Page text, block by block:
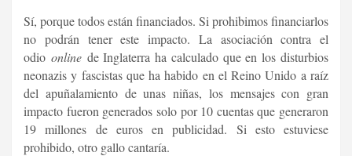
Sí, porque todos están financiados. Si prohibimos financiarlos
no podrán tener este impacto. La asociación contra el
odio onlinede Inglaterra ha calculado que en los disturbios
neonazis y fascistas que ha habido en el Reino Unido a raíz
del apuñalamiento de unas niñas, los mensajes con gran
impacto fueron generados solo por 10 cuentas que generaron
19 millones de euros en publicidad. Si esto estuviese
prohibido, otro gallo cantaría.